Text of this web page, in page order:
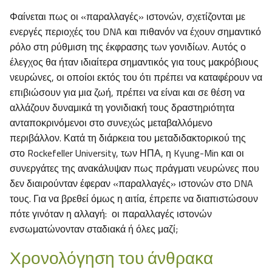
Φαίνεται πως οι «παραλλαγές» ιστονών, σχετίζονται με
ενεργές περιοχές του DNA και πιθανόν να έχουν σημαντικό
ρόλο στη ρύθμιση της έκφρασης των γονιδίων. Αυτός ο
έλεγχος θα ήταν ιδιαίτερα σημαντικός για τους μακρόβιους
νευρώνες, οι οποίοι εκτός του ότι πρέπει να καταφέρουν να
επιβιώσουν για μια ζωή, πρέπει να είναι και σε θέση να
αλλάζουν δυναμικά τη γονιδιακή τους δραστηριότητα
ανταποκρινόμενοι στο συνεχώς μεταβαλλόμενο
περιβάλλον. Κατά τη διάρκεια του μεταδιδακτορικού της
στο Rockefeller University, των ΗΠΑ, η Kyung-Min και οι
συνεργάτες της ανακάλυψαν πως πράγματι νευρώνες που
δεν διαιρούνταν έφεραν «παραλλαγές» ιστονών στο DNA
τους. Για να βρεθεί όμως η αιτία, έπρεπε να διαπιστώσουν
πότε γινόταν η αλλαγή: οι παραλλαγές ιστονών
ενσωματώνονταν σταδιακά ή όλες μαζί;
Χρονολόγηση του άνθρακα